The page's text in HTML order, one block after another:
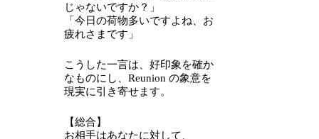
じゃないですか？」
「今日の荷物多いですよね、お
疲れさまです」
こうした一言は、好印象を確か
なものにし、Reunion の象意を
現実に引き寄せます。
【総合】
お相手はあなたに対して、